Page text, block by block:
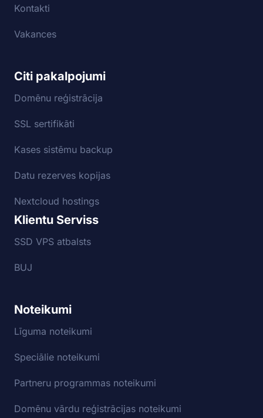
Kontakti
Vakances
Citi pakalpojumi
Domēnu reģistrācija
SSL sertifikāti
Kases sistēmu backup
Datu rezerves kopijas
Nextcloud hostings
Klientu Serviss
SSD VPS atbalsts
BUJ
Noteikumi
Līguma noteikumi
Speciālie noteikumi
Partneru programmas noteikumi
Domēnu vārdu reģistrācijas noteikumi